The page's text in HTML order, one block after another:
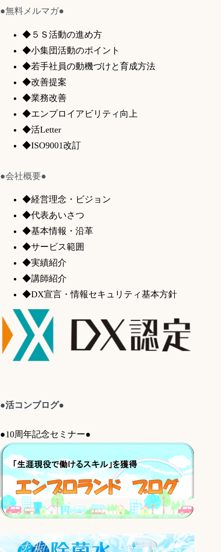
●無料メルマガ●
◆５Ｓ活動の進め方
◆小集団活動のポイント
◆若手社員の動機づけと育成方法
◆改善提案
◆業務改善
◆エンプロイアビリティ向上
◆活Letter
◆ISO9001改訂
●会社概要●
◆経営理念・ビジョン
◆代表あいさつ
◆基本情報・沿革
◆サービス範囲
◆実績紹介
◆講師紹介
◆DX宣言・情報セキュリティ基本方針
●活コンブログ●
●10周年記念セミナー●